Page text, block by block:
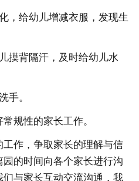
，给幼儿增减衣服，发现生
摸背隔汗，及时给幼儿水
手。
规性的家长工作。
作，争取家长的理解与信
的时间向各个家长进行沟
与家长互动交流沟通，我